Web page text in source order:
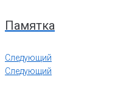
Памятка
Следующий
Следующий